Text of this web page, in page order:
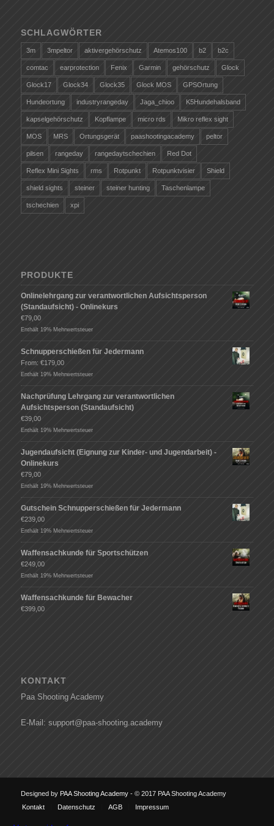
SCHLAGWÖRTER
3m 3mpeltor aktivergehörschutz Atemos100 b2 b2c
comtac earprotection Fenix Garmin gehörschutz Glock
Glock17 Glock34 Glock35 Glock MOS GPSOrtung
Hundeortung industryrangeday Jaga_chioo K5Hundehalsband
kapselgehörschutz Kopflampe micro rds Mikro reflex sight
MOS MRS Ortungsgerät paashootingacademy peltor
pilsen rangeday rangedaytschechien Red Dot
Reflex Mini Sights rms Rotpunkt Rotpunktvisier Shield
shield sights steiner steiner hunting Taschenlampe
tschechien xpi
PRODUKTE
Onlinelehrgang zur verantwortlichen Aufsichtsperson
(Standaufsicht) - Onlinekurs
€79,00
Enthält 19% Mehrwertsteuer
Schnupperschießen für Jedermann
From: €179,00
Enthält 19% Mehrwertsteuer
Nachprüfung Lehrgang zur verantwortlichen
Aufsichtsperson (Standaufsicht)
€39,00
Enthält 19% Mehrwertsteuer
Jugendaufsicht (Eignung zur Kinder- und Jugendarbeit) -
Onlinekurs
€79,00
Enthält 19% Mehrwertsteuer
Gutschein Schnupperschießen für Jedermann
€239,00
Enthält 19% Mehrwertsteuer
Waffensachkunde für Sportschützen
€249,00
Enthält 19% Mehrwertsteuer
Waffensachkunde für Bewacher
€399,00
KONTAKT
Paa Shooting Academy
E-Mail: support@paa-shooting.academy
Designed by PAA Shooting Academy- © 2017 PAA Shooting Academy
Kontakt
Datenschutz AGB Impressum